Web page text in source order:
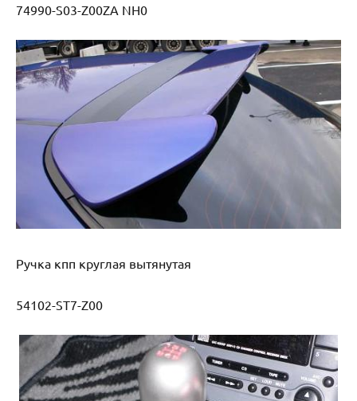
74990-S03-Z00ZA NH0
Ручка кпп круглая вытянутая
54102-ST7-Z00